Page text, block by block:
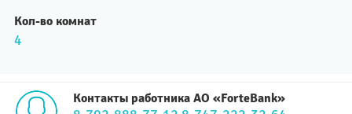
Кол-во комнат
4
Контакты работника АО «ForteBank»